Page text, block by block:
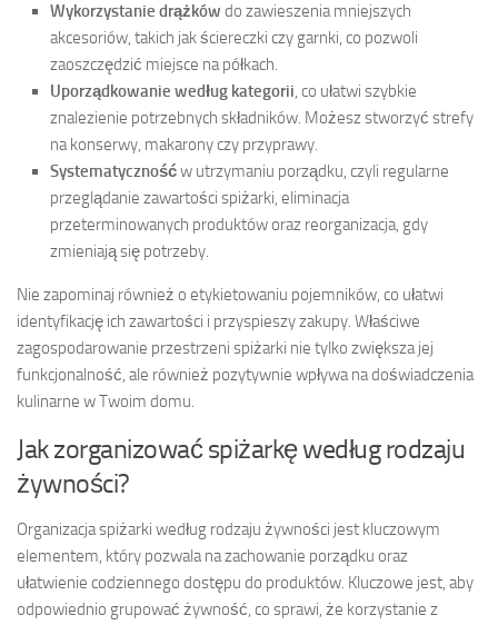
Wykorzystanie drążków do zawieszenia mniejszych
akcesoriów, takich jak ściereczki czy garnki, co pozwoli
zaoszczędzić miejsce na półkach.
Uporządkowanie według kategorii, co ułatwi szybkie
znalezienie potrzebnych składników. Możesz stworzyć strefy
na konserwy, makarony czy przyprawy.
Systematycznośćw utrzymaniu porządku, czyli regularne
przeglądanie zawartości spiżarki, eliminacja
przeterminowanych produktów oraz reorganizacja, gdy
zmieniają się potrzeby.
Nie zapominaj również o etykietowaniu pojemników, co ułatwi
identyfikację ich zawartości i przyspieszy zakupy. Właściwe
zagospodarowanie przestrzeni spiżarki nie tylko zwiększa jej
funkcjonalność, ale również pozytywnie wpływa na doświadczenia
kulinarne w Twoim domu.
Jak zorganizować spiżarkę według rodzaju
żywności?
Organizacja spiżarki według rodzaju żywności jest kluczowym
elementem, który pozwala na zachowanie porządku oraz
ułatwienie codziennego dostępu do produktów. Kluczowe jest, aby
odpowiednio grupować żywność, co sprawi, że korzystanie z